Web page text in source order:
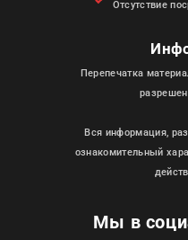
Мы в
Отсутствие
Перепечатка
Вся информация,
ознакомительный